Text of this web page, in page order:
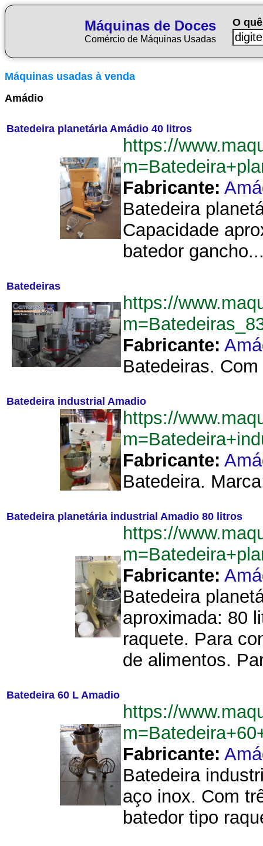
Máquinas de Doces
Comércio de Máquinas Usadas
O
Máquinas usadas à venda
Amádio
Batedeira planetária Amádio 40 litros
https://
Fabricante:
Batedeira
Capacidade
batedor
Batedeiras
https://
Fabricante:
Batedeiras.
Batedeira industrial Amadio
https://
Fabricante:
Batedeira.
Batedeira planetária industrial Amadio 80 litros
https://
Fabricante:
Batedeira
aproximada: 80
raquete. Para
de alimentos.
Batedeira 60 L Amadio
https://
Fabricante:
Batedeira
aço inox. Com
batedor tipo